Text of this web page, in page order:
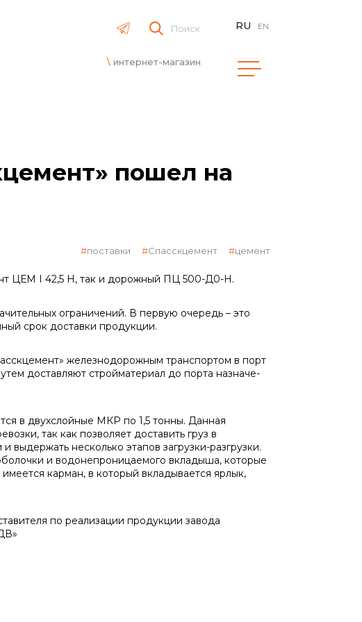
Поиск
интернет-магазин
RU EN
пошел на
поставки Спасскцемент цемент
ЦЕМ I 42,5 Н, так и дорожный ПЦ 500-Д0-Н.
ограни­чений. В первую очередь – это
срок доставки про­дукции.
же­лезнодорожным транспортом в порт
доставля­ют стройматериал до порта назначе­
в двухслойные МКР по 1,5 тонны. Данная
так как позволяет до­ставить груз в
выдержать несколько этапов загрузки-разгрузки.
и водонепроницаемого вкладыша, кото­рые
кар­ман, в который вкладывается ярлык,
по реализации продукции завода